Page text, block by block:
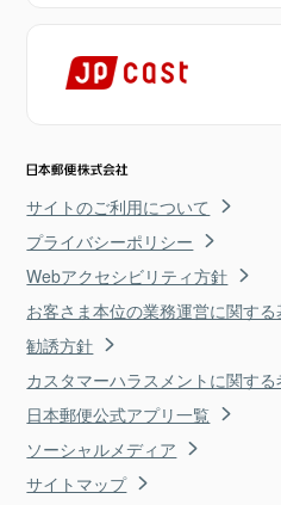
サイトのご利用について
プライバシーポリシー
Webアクセシビリティ方針
お客さま本位の業務運営に関す
勧誘方針
カスタマーハラスメントに関す
日本郵便公式アプリ一覧
ソーシャルメディア
サイトマップ